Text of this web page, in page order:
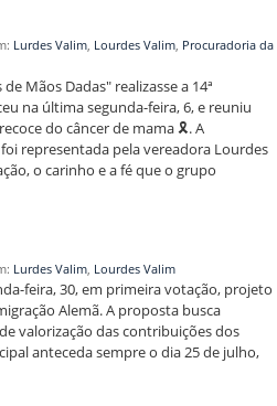
Lurdes Valim, Lourdes Valim, Procuradoria da
Mãos Dadas" realizasse a 14ª
na última segunda-feira, 6, e reuniu
do câncer de mama 🎗️. A
representada pela vereadora Lourdes
o carinho e a fé que o grupo
Lurdes Valim, Lourdes Valim
feira, 30, em primeira votação, projeto
Alemã. A proposta busca
valorização das contribuições dos
anteceda sempre o dia 25 de julho,